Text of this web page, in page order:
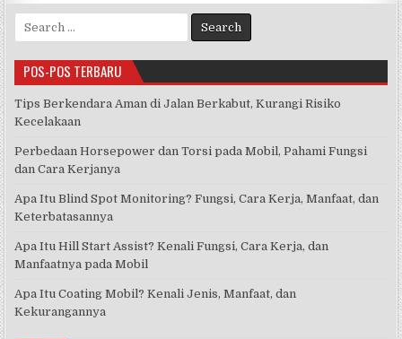
Search
for:
POS-POS TERBARU
Tips Berkendara Aman di Jalan Berkabut, Kurangi Risiko
Kecelakaan
Perbedaan Horsepower dan Torsi pada Mobil, Pahami Fungsi
dan Cara Kerjanya
Apa Itu Blind Spot Monitoring? Fungsi, Cara Kerja, Manfaat, dan
Keterbatasannya
Apa Itu Hill Start Assist? Kenali Fungsi, Cara Kerja, dan
Manfaatnya pada Mobil
Apa Itu Coating Mobil? Kenali Jenis, Manfaat, dan
Kekurangannya